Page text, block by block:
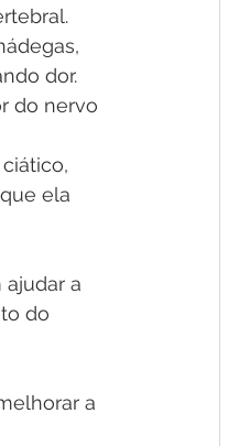
dor.
do nervo
ela
a
do
a